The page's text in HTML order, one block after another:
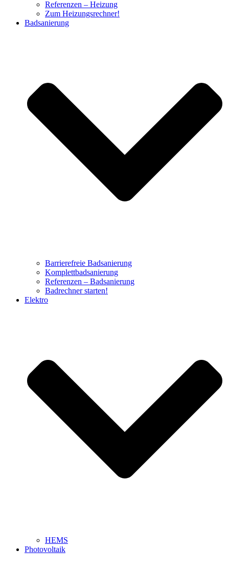
Referenzen – Heizung
Zum Heizungsrechner!
Badsanierung
Barrierefreie Badsanierung
Komplettbadsanierung
Referenzen – Badsanierung
Badrechner starten!
Elektro
HEMS
Photovoltaik